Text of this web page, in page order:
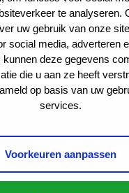
te analyseren.
uw gebruik van onze
social media, adverteren
kunnen deze gegevens
die u aan ze heeft
op basis van uw
services.
Voorkeuren aanpassen
bemoeilijken.
nieuws
Samen maken we het